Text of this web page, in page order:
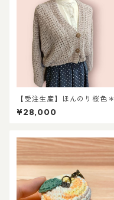
【受注生産】ほんのり桜色＊
ふわっと羽織るふわさらショ
ートカーディガン
¥28,000